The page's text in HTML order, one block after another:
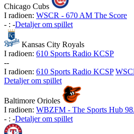
Chicago Cubs
I radioen: WSCR - 670 AM The Score
- : -Detaljer om spillet
Kansas City Royals
I radioen: 610 Sports Radio KCSP
--
I radioen: 610 Sports Radio KCSP
Detaljer om spillet
Baltimore Orioles
I radioen: WBZFM - The Sports Hub
- : -Detaljer om spillet